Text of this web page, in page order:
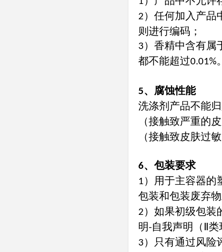
2 ）任何加入产品
则进行编码；
3 ）香精中含有属
都不能超过0.01%
5、腐蚀性能
洗涤剂产品不能
（接触致严重的
（接触致皮肤过
6、包装要求
1 ）用于主容器的
包装和包装废弃
2 ）如果初级包装
明-自我声明（Ⅱ
3 ）只有通过风险